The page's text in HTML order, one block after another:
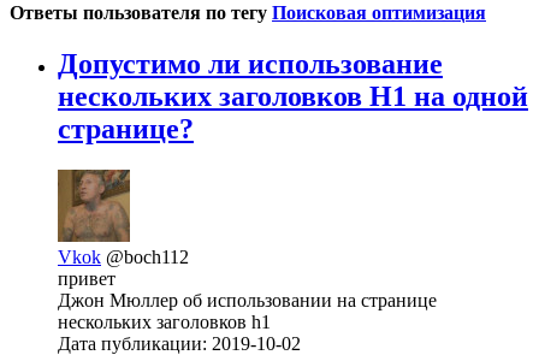
Ответы пользователя по тегу Поисковая оптимизация
Допустимо ли использование
нескольких заголовков H1 на одной
странице?
Vkok @boch112
привет
Джон Мюллер об использовании на странице
нескольких заголовков h1
Дата публикации: 2019-10-02